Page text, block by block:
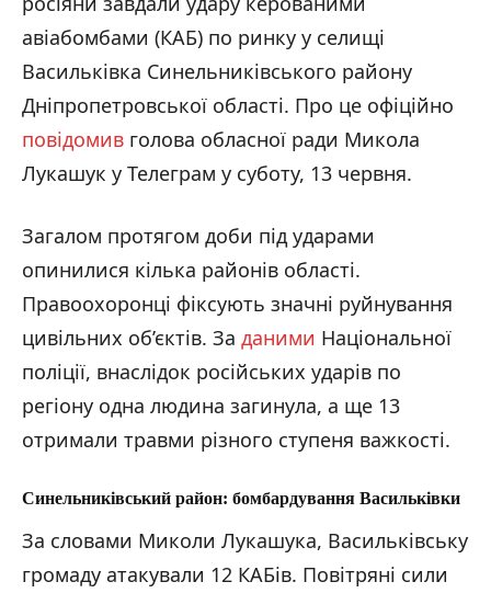
авіабомбами (КАБ) по ринку у селищі
Васильківка Синельниківського району
Дніпропетровської області. Про це офіційно
повідомив голова обласної ради Микола
Лукашук у Телеграм у суботу, 13 червня.
Загалом протягом доби під ударами
опинилися кілька районів області.
Правоохоронці фіксують значні руйнування
цивільних об’єктів. За даними Національної
поліції, внаслідок російських ударів по
регіону одна людина загинула, а ще 13
отримали травми різного ступеня важкості.
Синельниківський район: бомбардування Васильківки
За словами Миколи Лукашука, Васильківську
громаду атакували 12 КАБів. Повітряні сили